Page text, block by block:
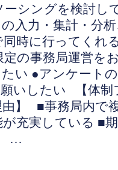
ーシングを検討し
入力・集計・分
同時に行ってくれ
定の事務局運営を
い ●アンケート
願いしたい 【体
】 ■事務局内で
充実している ■
…